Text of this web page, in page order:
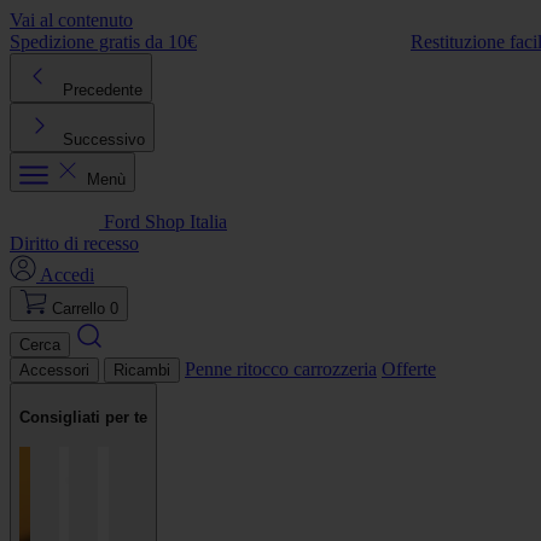
Vai al contenuto
Spedizione gratis da 10€
Restituzione
Precedente
Successivo
Menù
Ford Shop Italia
Diritto di recesso
Accedi
Carrello 0
Cerca
Accessori
Ricambi Penne ritocco carrozzeria Offerte
Consigliati per te